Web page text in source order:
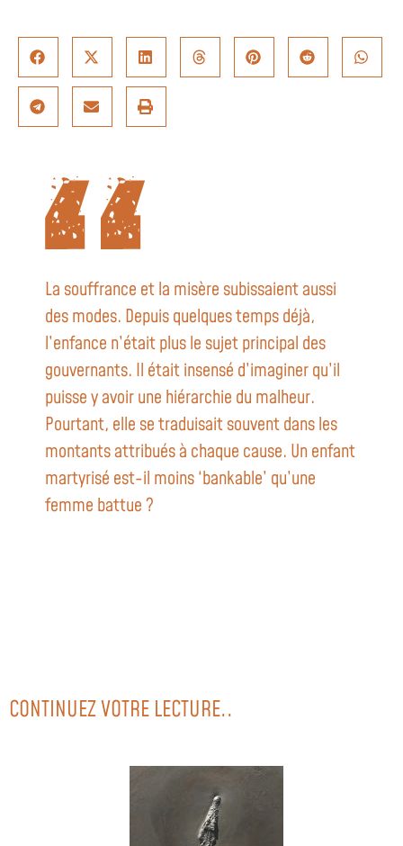
La souffrance et la misère subissaient aussi
des modes. Depuis quelques temps déjà,
l’enfance n’était plus le sujet principal des
gouvernants. Il était insensé d’imaginer qu’il
puisse y avoir une hiérarchie du malheur.
Pourtant, elle se traduisait souvent dans les
montants attribués à chaque cause. Un enfant
martyrisé est-il moins ‘bankable’ qu’une
femme battue ?
CONTINUEZ VOTRE LECTURE..